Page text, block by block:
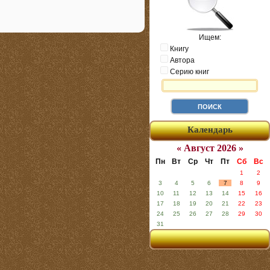
Ищем:
Книгу
Автора
Серию книг
Календарь
« Август 2026 »
Пн Вт Ср Чт Пт Сб Вс
1
2
3
4 5 6 7 8
9
10
11 12 13 14 15
16
17
18 19 20 21 22
23
24
25 26 27 28 29
30
31